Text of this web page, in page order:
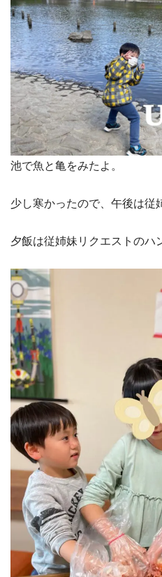
池で魚と亀をみたよ。
少し寒かったので、午後は従
夕飯は従姉妹リクエストのハ